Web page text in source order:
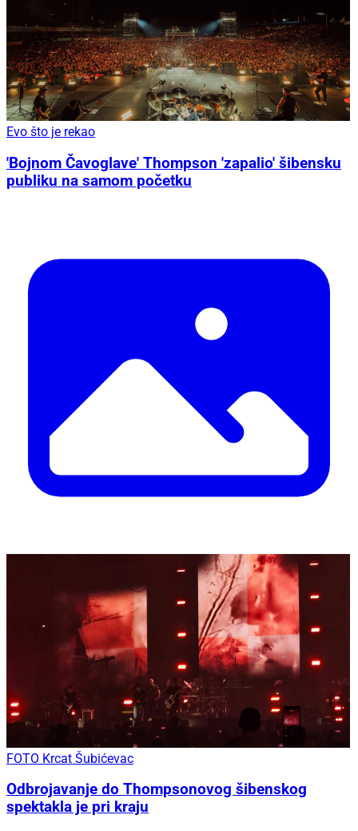
Evo što je rekao
'Bojnom Čavoglave' Thompson 'zapalio' šibensku
publiku na samom početku
FOTO Krcat Šubićevac
Odbrojavanje do Thompsonovog šibenskog
spektakla je pri kraju